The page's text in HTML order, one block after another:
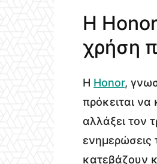
Η
χρήση
Η Honor,
πρόκειται
αλλάξει τον
ενημερώσεις
κατεβάζουν